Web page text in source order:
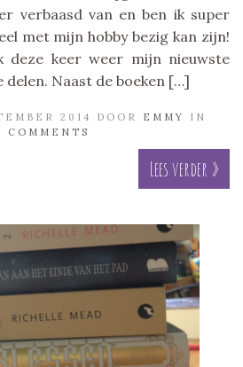
verbaasd van en ben ik super
met mijn hobby bezig kan zijn!
deze keer weer mijn nieuwste
Naast de boeken […]
2014 DOOR EMMY
IN
COMMENTS
Lees verder »